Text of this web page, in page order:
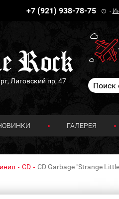
+7 (921) 938-78-75 -
Лиговский пр, 47
ГАЛЕРЕЯ
CD CD Garbage "Strange